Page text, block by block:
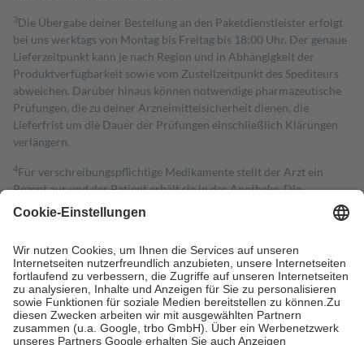
3Die Übergabe deiner Bestellung an den Paketdienstleister erfolgt
bei uns werktags von Montag bis Freitag bis 18:00 Uhr. Der genaue
Lieferzeitpunkt kann je nach Region und in Abhängigkeit der
Produktverfügbarkeit sowie vom Zustellzeitpunkt des Spediteurs
abweichen. Darüber hinaus können notwendige pharmazeutische
Prüfungen, die zu deiner Arzneimittelsicherheit dienen, die
Lieferfrist um die Dauer der Prüfungen einschließlich Klärungen
verlängern.
4Für verschreibungspflichtige Medikamente stellt der Arzt ein
Rezept aus und der Patient erhält sie in der Apotheke. Die
gesetzliche Krankenversicherung übernimmt in der Regel die
Kosten dafür, der Versicherte trägt einen Teil davon als Zuzahlung
Grundsätzlich leisten Mitglieder Zuzahlungen in Höhe von zehn
Prozent des Abgabepreises,mindestens jedochfünf Euround
höchstens zehn Euro.Es sind jedoch nie mehr als die tatsächlichen
Kosten der Leistung zu entrichten.
Diese Regeln gelten grundsätzlich auch für Online-Apotheken.
Bei Heilmitteln und häuslicher Krankenpflege beträgt die